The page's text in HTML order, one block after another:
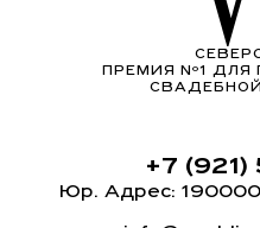
ПРЕМИЯ Nº1
+7 (921)
Юр. Адрес: